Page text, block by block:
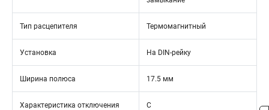
Тип расцепителя Термомагнитный
Установка На DIN-рейку
Ширина полюса 17.5 мм
Характеристика отключения C